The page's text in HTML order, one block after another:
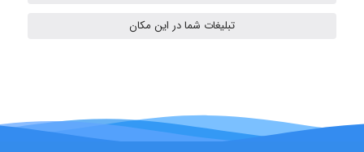
تبلیغات شما در این مکان